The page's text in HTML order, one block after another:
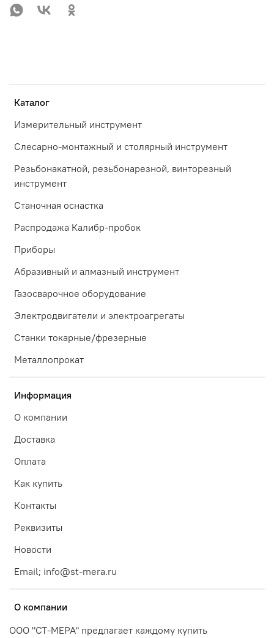
Каталог
Измерительный инструмент
Слесарно-монтажный и столярный инструмент
Резьбонакатной, резьбонарезной, винторезный
инструмент
Станочная оснастка
Распродажа Калибр-пробок
Приборы
Абразивный и алмазный инструмент
Газосварочное оборудование
Электродвигатели и электроагрегаты
Станки токарные/фрезерные
Металлопрокат
Информация
О компании
Доставка
Оплата
Как купить
Контакты
Реквизиты
Новости
Email; info@st-mera.ru
О компании
ООО "СТ-МЕРА" предлагает каждому купить